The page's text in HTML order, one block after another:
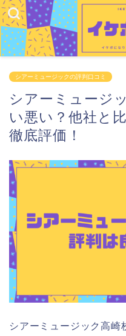
シアーミュージックの評判口コミ
シアーミュージ
い悪い？他社と
徹底評価！
シアーミュージック高崎